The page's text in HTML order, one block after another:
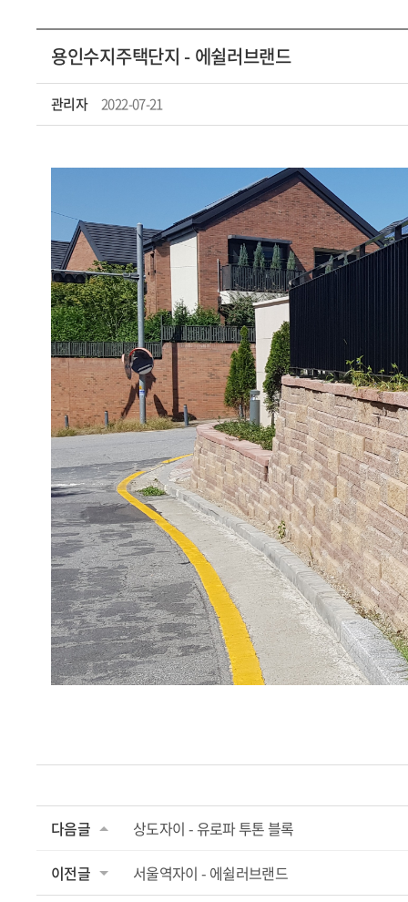
용인수지주택단지 - 에쉴러브랜드
관리자 2022-07-21
다음글 상도자이 - 유로파 투톤 블록
이전글 서울역자이 - 에쉴러브랜드